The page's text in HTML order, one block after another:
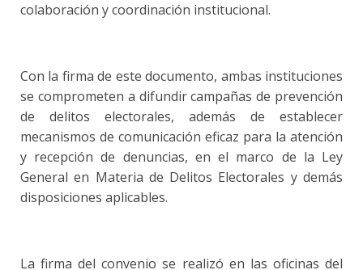
colaboración y coordinación institucional.
Con la firma de este documento, ambas instituciones
se comprometen a difundir campañas de prevención
de delitos electorales, además de establecer
mecanismos de comunicación eficaz para la atención
y recepción de denuncias, en el marco de la Ley
General en Materia de Delitos Electorales y demás
disposiciones aplicables.
La firma del convenio se realizó en las oficinas del